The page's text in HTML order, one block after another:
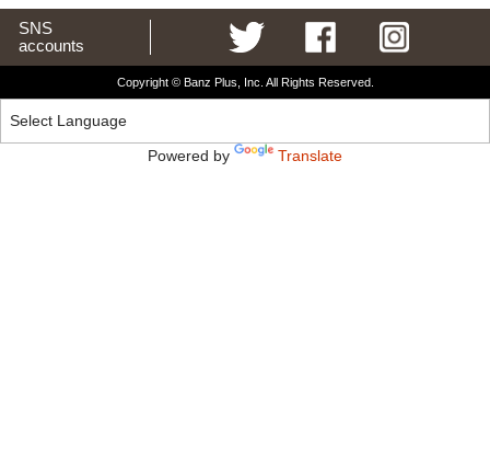
SNS
accounts
Copyright © Banz Plus, Inc. All Rights Reserved.
Powered by Translate